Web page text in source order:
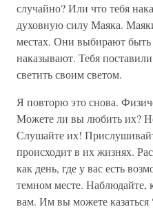
случайно? Или что тебя
духовную силу Маяка.
местах. Они выбирают быть
наказывают. Тебя
светить своим светом.
Я повторю это снова.
Можете ли вы любить их?
Слушайте их!
происходит в их жизнях.
как день, где у вас есть
темном месте. Наблюдайте,
вам. Им вы можете